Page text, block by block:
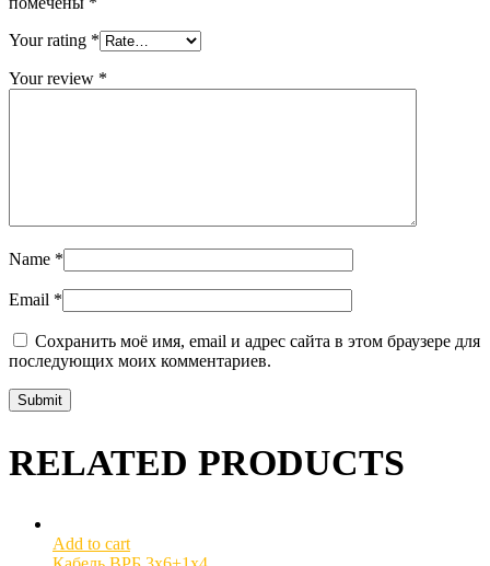
Your rating *
Your review *
Name *
Email *
Сохранить моё имя, email и адрес сайта в этом браузере для
последующих моих комментариев.
RELATED PRODUCTS
Add to cart